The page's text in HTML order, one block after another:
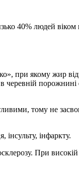
40% людей
при якому жир
порожнині
тому не
інфаркту.
При високій